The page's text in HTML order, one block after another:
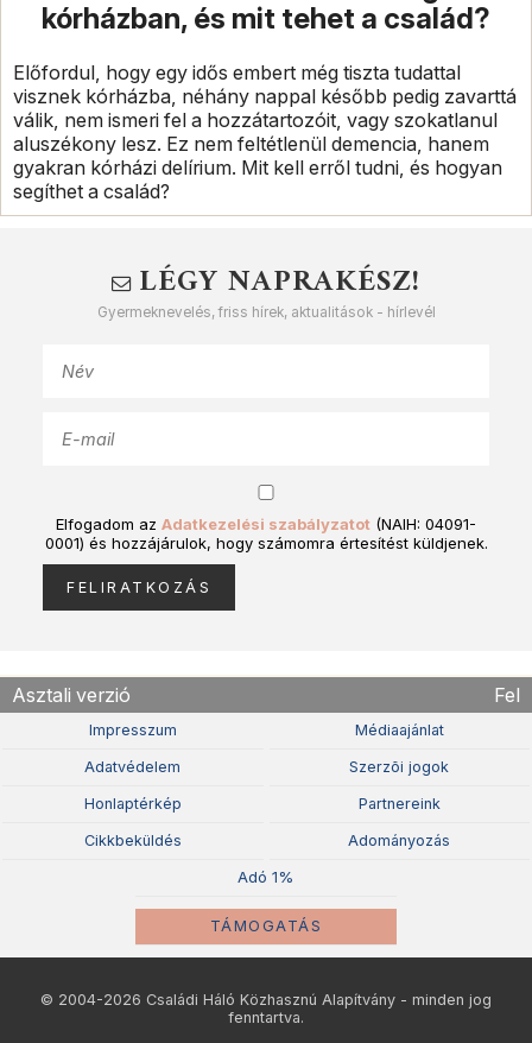
kórházban, és mit tehet a család?
Előfordul, hogy egy idős embert még tiszta tudattal
visznek kórházba, néhány nappal később pedig zavarttá
válik, nem ismeri fel a hozzátartozóit, vagy szokatlanul
aluszékony lesz. Ez nem feltétlenül demencia, hanem
gyakran kórházi delírium. Mit kell erről tudni, és hogyan
segíthet a család?
LÉGY NAPRAKÉSZ!
Gyermeknevelés, friss hírek, aktualitások - hírlevél
Elfogadom az Adatkezelési szabályzatot (NAIH: 04091-
0001) és hozzájárulok, hogy számomra értesítést küldjenek.
Asztali verzió Fel
Impresszum Médiaajánlat
Adatvédelem Szerzõi jogok
Honlaptérkép Partnereink
Cikkbeküldés Adományozás
Adó 1%
TÁMOGATÁS
© 2004-2026 Családi Háló Közhasznú Alapítvány - minden jog
fenntartva.